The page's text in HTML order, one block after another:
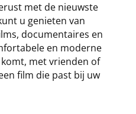
met de nieuwste
u genieten van
documentaires en
en moderne
met vrienden of
film die past bij uw